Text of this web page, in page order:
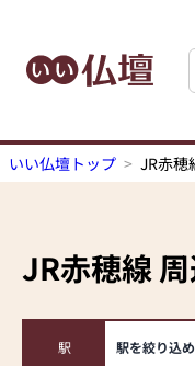
いい仏壇トップ JR赤穂
JR赤穂線
駅 駅を絞り込